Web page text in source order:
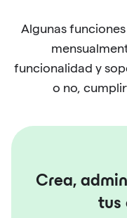
Algunas
funcionalidad y
o no,
Crea,
tus